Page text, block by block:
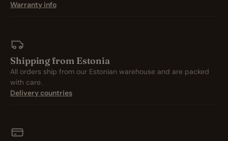
Warranty info
Shipping from Estonia
All orders ship from our Estonian warehouse and are packed
with care.
Delivery countries